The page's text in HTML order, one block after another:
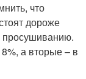
что
дороже
просушиванию.
а вторые – в